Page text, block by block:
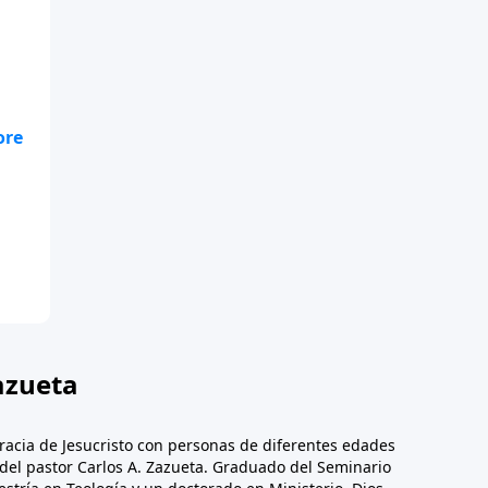
de Jesucristo con personas de diferentes edades
pastor Carlos A. Zazueta. Graduado del Seminario